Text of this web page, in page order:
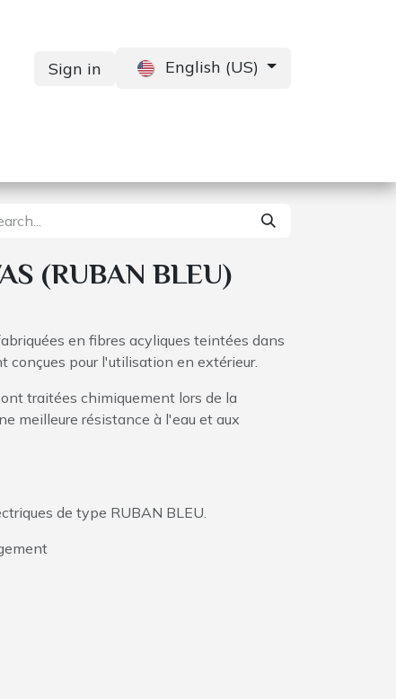
Sign in English (US)
(RUBAN BLEU)
en fibres acyliques teintées dans
conçues pour l'utilisation en extérieur.
traitées chimiquement lors de la
meilleure résistance à l'eau et aux
de type RUBAN BLEU.